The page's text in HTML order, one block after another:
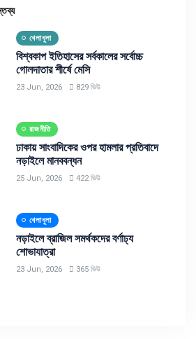
খেলাধুলা
বিশ্বকাপ ইতিহাসের সর্বকালের সর্বোচ্চ
গোলদাতার শীর্ষে মেসি
23 Jun, 2026 829 ভিউ
রাজনীতি
ঢাকায় সাংবাদিকের ওপর হামলার প্রতিবাদে
নড়াইলে মানববন্ধন
25 Jun, 2026 422 ভিউ
খেলাধুলা
নড়াইলে ব্রাজিল সমর্থকদের বর্ণাঢ্য
শোভাযাত্রা
23 Jun, 2026 365 ভিউ